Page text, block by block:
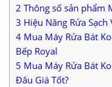
2 Thông số sản phẩm
3 Hiệu Năng Rửa Sạch
4 Mua Máy Rửa Bát
Bếp Royal
5 Mua Máy Rửa Bát
Đâu Giá Tốt?